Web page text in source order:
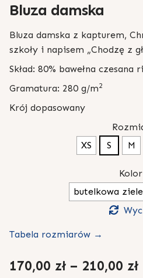
Bluza damska
Bluza damska z kapturem,
szkoły i napisem „Chodzę z
Skład: 80% bawełna
Gramatura: 280 g/m2
Krój dopasowany
XS
S M
Kolor
butelkowa
Tabela rozmiarów →
170,00 zł – 210,00 zł